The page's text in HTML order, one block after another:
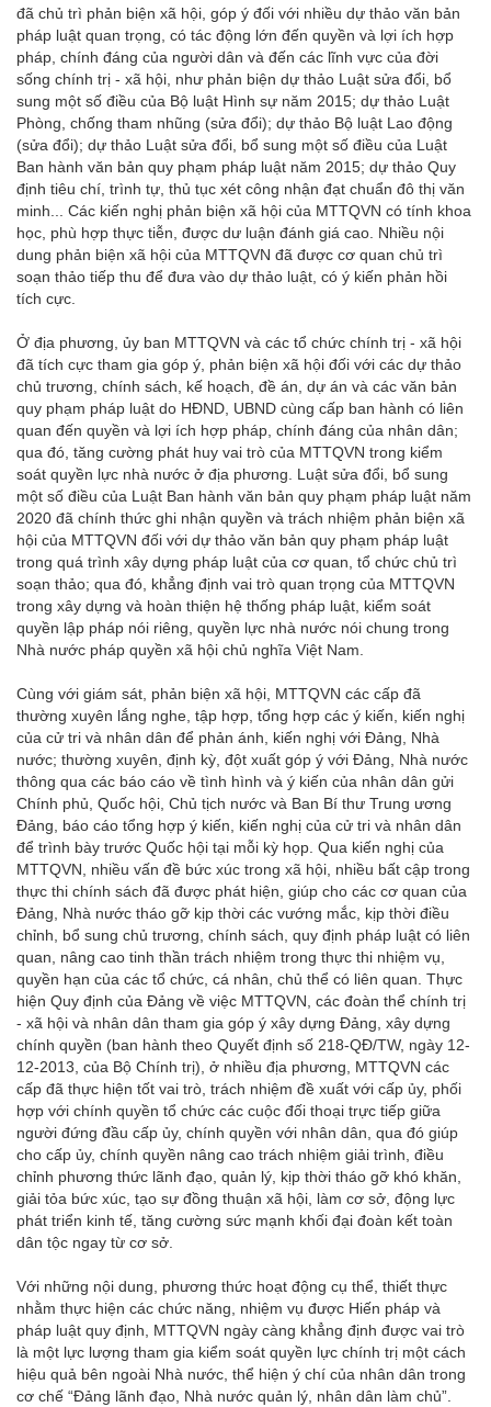
đã chủ trì phản biện xã hội, góp ý đối với nhiều dự thảo văn bản
pháp luật quan trọng, có tác động lớn đến quyền và lợi ích hợp
pháp, chính đáng của người dân và đến các lĩnh vực của đời
sống chính trị - xã hội, như phản biện dự thảo Luật sửa đổi, bổ
sung một số điều của Bộ luật Hình sự năm 2015; dự thảo Luật
Phòng, chống tham nhũng (sửa đổi); dự thảo Bộ luật Lao động
(sửa đổi); dự thảo Luật sửa đổi, bổ sung một số điều của Luật
Ban hành văn bản quy phạm pháp luật năm 2015; dự thảo Quy
định tiêu chí, trình tự, thủ tục xét công nhận đạt chuẩn đô thị văn
minh... Các kiến nghị phản biện xã hội của MTTQVN có tính khoa
học, phù hợp thực tiễn, được dư luận đánh giá cao. Nhiều nội
dung phản biện xã hội của MTTQVN đã được cơ quan chủ trì
soạn thảo tiếp thu để đưa vào dự thảo luật, có ý kiến phản hồi
tích cực.
Ở địa phương, ủy ban MTTQVN và các tổ chức chính trị - xã hội
đã tích cực tham gia góp ý, phản biện xã hội đối với các dự thảo
chủ trương, chính sách, kế hoạch, đề án, dự án và các văn bản
quy phạm pháp luật do HĐND, UBND cùng cấp ban hành có liên
quan đến quyền và lợi ích hợp pháp, chính đáng của nhân dân;
qua đó, tăng cường phát huy vai trò của MTTQVN trong kiểm
soát quyền lực nhà nước ở địa phương. Luật sửa đổi, bổ sung
một số điều của Luật Ban hành văn bản quy phạm pháp luật năm
2020 đã chính thức ghi nhận quyền và trách nhiệm phản biện xã
hội của MTTQVN đối với dự thảo văn bản quy phạm pháp luật
trong quá trình xây dựng pháp luật của cơ quan, tổ chức chủ trì
soạn thảo; qua đó, khẳng định vai trò quan trọng của MTTQVN
trong xây dựng và hoàn thiện hệ thống pháp luật, kiểm soát
quyền lập pháp nói riêng, quyền lực nhà nước nói chung trong
Nhà nước pháp quyền xã hội chủ nghĩa Việt Nam.
Cùng với giám sát, phản biện xã hội, MTTQVN các cấp đã
thường xuyên lắng nghe, tập hợp, tổng hợp các ý kiến, kiến nghị
của cử tri và nhân dân để phản ánh, kiến nghị với Đảng, Nhà
nước; thường xuyên, định kỳ, đột xuất góp ý với Đảng, Nhà nước
thông qua các báo cáo về tình hình và ý kiến của nhân dân gửi
Chính phủ, Quốc hội, Chủ tịch nước và Ban Bí thư Trung ương
Đảng, báo cáo tổng hợp ý kiến, kiến nghị của cử tri và nhân dân
để trình bày trước Quốc hội tại mỗi kỳ họp. Qua kiến nghị của
MTTQVN, nhiều vấn đề bức xúc trong xã hội, nhiều bất cập trong
thực thi chính sách đã được phát hiện, giúp cho các cơ quan của
Đảng, Nhà nước tháo gỡ kịp thời các vướng mắc, kịp thời điều
chỉnh, bổ sung chủ trương, chính sách, quy định pháp luật có liên
quan, nâng cao tinh thần trách nhiệm trong thực thi nhiệm vụ,
quyền hạn của các tổ chức, cá nhân, chủ thể có liên quan. Thực
hiện Quy định của Đảng về việc MTTQVN, các đoàn thể chính trị
- xã hội và nhân dân tham gia góp ý xây dựng Đảng, xây dựng
chính quyền (ban hành theo Quyết định số 218-QĐ/TW, ngày 12-
12-2013, của Bộ Chính trị), ở nhiều địa phương, MTTQVN các
cấp đã thực hiện tốt vai trò, trách nhiệm đề xuất với cấp ủy, phối
hợp với chính quyền tổ chức các cuộc đối thoại trực tiếp giữa
người đứng đầu cấp ủy, chính quyền với nhân dân, qua đó giúp
cho cấp ủy, chính quyền nâng cao trách nhiệm giải trình, điều
chỉnh phương thức lãnh đạo, quản lý, kịp thời tháo gỡ khó khăn,
giải tỏa bức xúc, tạo sự đồng thuận xã hội, làm cơ sở, động lực
phát triển kinh tế, tăng cường sức mạnh khối đại đoàn kết toàn
dân tộc ngay từ cơ sở.
Với những nội dung, phương thức hoạt động cụ thể, thiết thực
nhằm thực hiện các chức năng, nhiệm vụ được Hiến pháp và
pháp luật quy định, MTTQVN ngày càng khẳng định được vai trò
là một lực lượng tham gia kiểm soát quyền lực chính trị một cách
hiệu quả bên ngoài Nhà nước, thể hiện ý chí của nhân dân trong
cơ chế “Đảng lãnh đạo, Nhà nước quản lý, nhân dân làm chủ”.